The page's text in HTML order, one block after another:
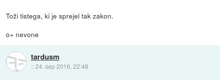
Toži tistega, ki je sprejel tak zakon.
o+ nevone
tardusm
::24. sep 2016, 22:48